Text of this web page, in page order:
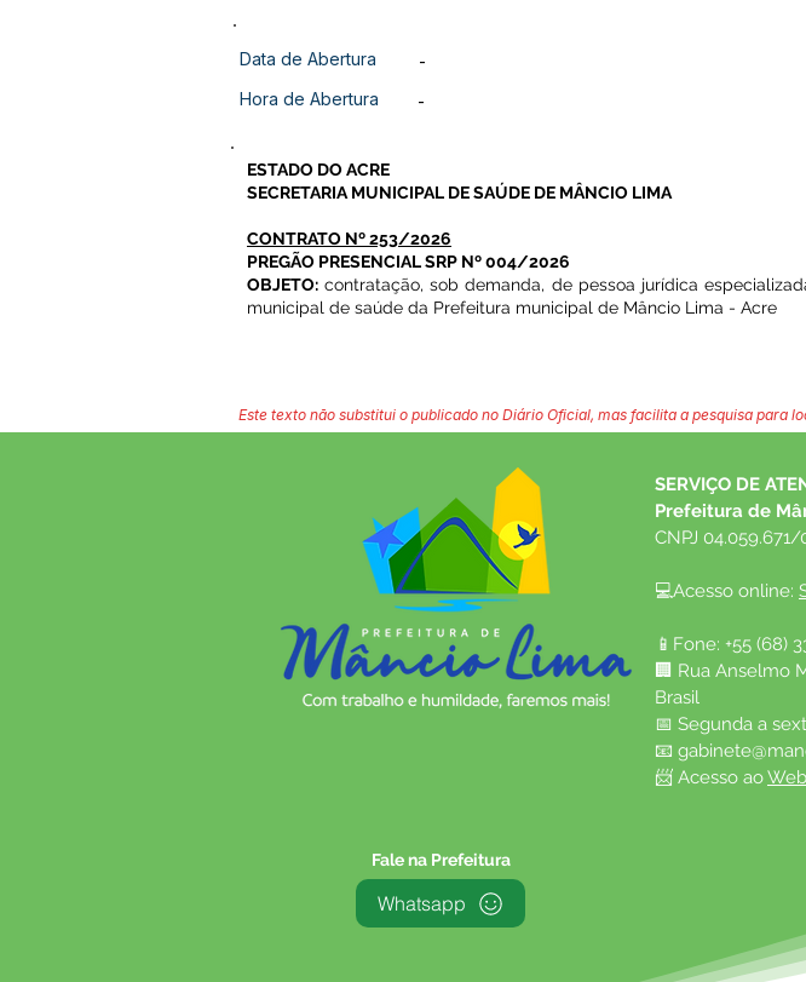
Data de Abertura
-
Hora de Abertura
-
ESTADO DO ACRE
SECRETARIA MUNICIPAL DE SAÚDE DE MÂNCIO LIMA
CONTRATO Nº 253/2026
PREGÃO PRESENCIAL SRP Nº 004/2026
OBJETO: contratação, sob demanda, de pessoa jurídica
municipal de saúde da Prefeitura municipal de Mâncio Lima - Acre
Este texto não substitui o publicado no Diário Oficial, mas facilita a pesquisa para
SERVIÇO DE
Prefeitura de
CNPJ
💻Acesso online:
📱Fone: +55 (68)
🏢 Rua Anselmo
Brasil
📅 Segunda a
📧
📨 Acesso ao
Fale na Prefeitura
Whatsapp